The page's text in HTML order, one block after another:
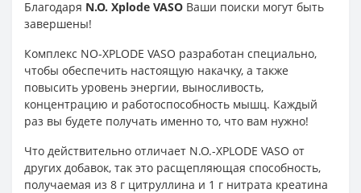
Благодаря N.O. Xplode VASO Ваши поиски могут быть
завершены!
Комплекс NO-XPLODE VASO разработан специально,
чтобы обеспечить настоящую накачку, а также
повысить уровень энергии, выносливость,
концентрацию и работоспособность мышц. Каждый
раз вы будете получать именно то, что вам нужно!
Что действительно отличает N.O.-XPLODE VASO от
других добавок, так это расщепляющая способность,
получаемая из 8 г цитруллина и 1 г нитрата креатина